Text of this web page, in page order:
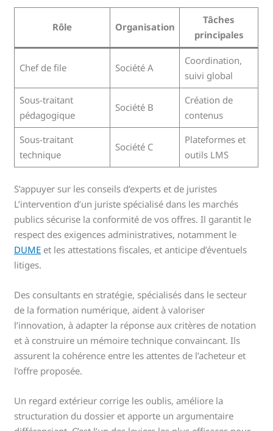
Rôle Organisation
Tâches
principales
Chef de file Société A
Coordination,
suivi global
Sous-traitant
pédagogique
Société B
Création de
contenus
Sous-traitant
technique
Société C
Plateformes et
outils LMS
S’appuyer sur les conseils d’experts et de juristes
L’intervention d’un juriste spécialisé dans les marchés
publics sécurise la conformité de vos offres. Il garantit le
respect des exigences administratives, notamment le
DUME et les attestations fiscales, et anticipe d’éventuels
litiges.
Des consultants en stratégie, spécialisés dans le secteur
de la formation numérique, aident à valoriser
l’innovation, à adapter la réponse aux critères de notation
et à construire un mémoire technique convaincant. Ils
assurent la cohérence entre les attentes de l’acheteur et
l’offre proposée.
Un regard extérieur corrige les oublis, améliore la
structuration du dossier et apporte un argumentaire